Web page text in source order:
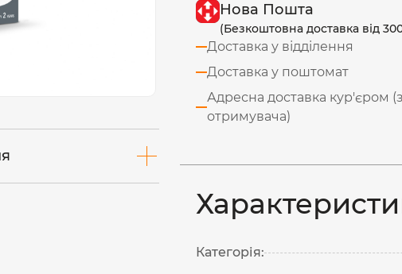
Нова Пошта
(Безкоштовна доставка від
Доставка у відділення
Доставка у поштомат
Адресна доставка кур'єром
отримувача)
Категорія: